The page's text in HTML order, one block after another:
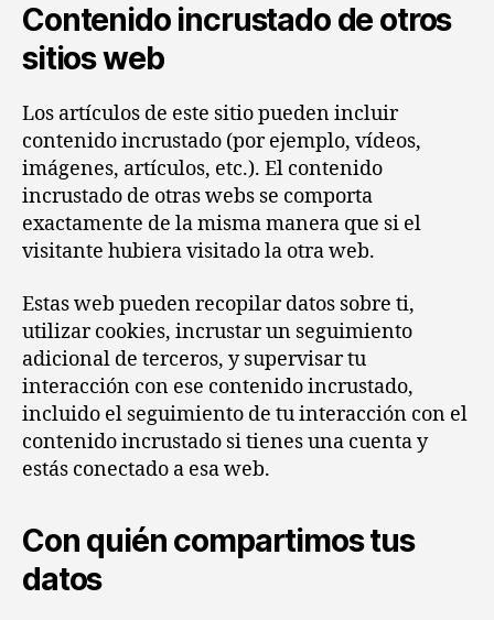
Contenido incrustado de otros
sitios web
Los artículos de este sitio pueden incluir
contenido incrustado (por ejemplo, vídeos,
imágenes, artículos, etc.). El contenido
incrustado de otras webs se comporta
exactamente de la misma manera que si el
visitante hubiera visitado la otra web.
Estas web pueden recopilar datos sobre ti,
utilizar cookies, incrustar un seguimiento
adicional de terceros, y supervisar tu
interacción con ese contenido incrustado,
incluido el seguimiento de tu interacción con el
contenido incrustado si tienes una cuenta y
estás conectado a esa web.
Con quién compartimos tus
datos